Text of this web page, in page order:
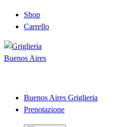
Shop
Carrello
Buenos Aires Griglieria
Prenotazione